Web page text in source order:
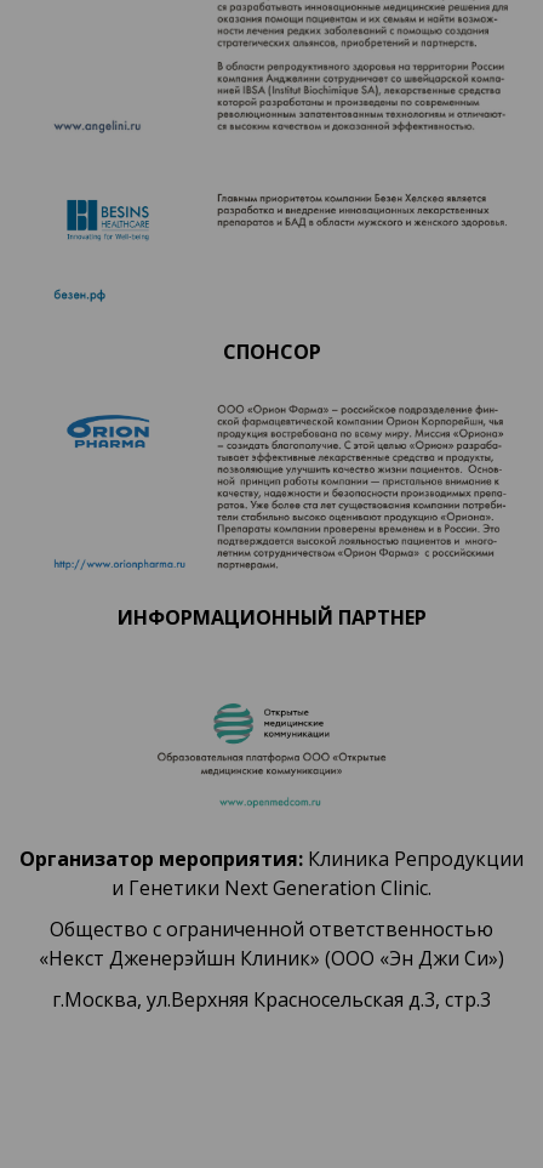
СПОНСОР
ИНФОРМАЦИОННЫЙ ПАРТНЕР
Организатор мероприятия: Клиника Репродукции
и Генетики Next Generation Clinic.
Общество с ограниченной ответственностью
«Некст Дженерэйшн Клиник» (ООО «Эн Джи Си»)
г.Москва, ул.Верхняя Красносельская д.3, стр.3